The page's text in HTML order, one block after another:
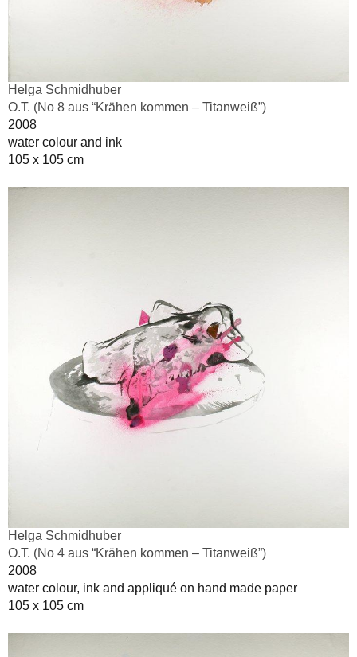
Helga Schmidhuber
O.T. (No 8 aus “Krähen kommen – Titanweiß”)
2008
water colour and ink
105 x 105 cm
Helga Schmidhuber
O.T. (No 4 aus “Krähen kommen – Titanweiß”)
2008
water colour, ink and appliqué on hand made paper
105 x 105 cm